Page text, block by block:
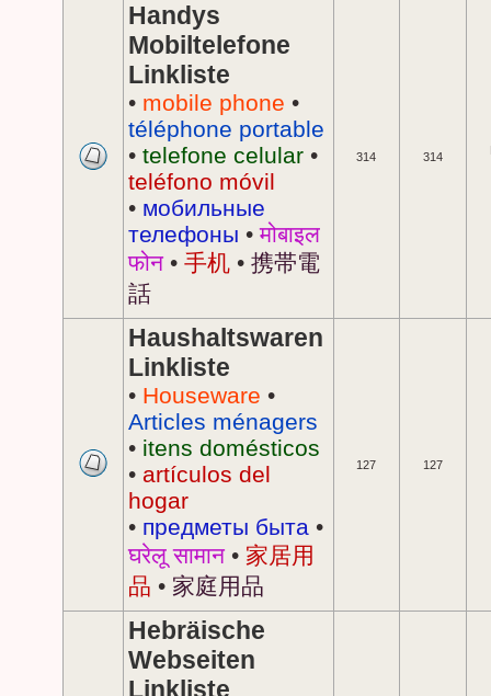
Handys
Mobiltelefone
Linkliste
• mobile phone •
téléphone portable
• telefone celular •
teléfono móvil
• мобильные
телефоны •मोबाइल
फोन• 手机 • 携帯電
話
314 314
Haushaltswaren
Linkliste
• Houseware •
Articles ménagers
• itens domésticos
• artículos del
hogar
• предметы быта •
घरेलू सामान• 家居用
品 • 家庭用品
127 127
Hebräische
Webseiten
Linkliste